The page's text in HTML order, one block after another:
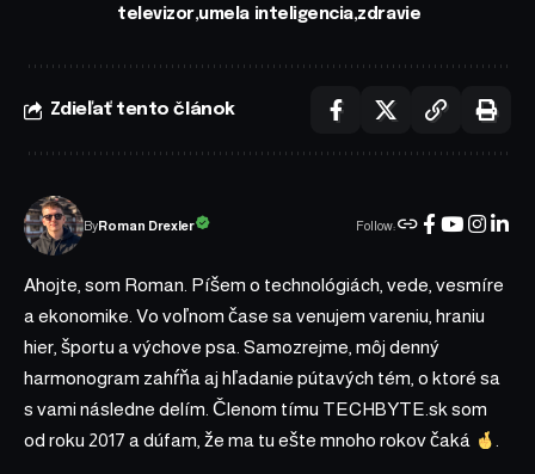
televizor umela inteligencia zdravie
Zdieľať tento článok
ByRoman Drexler Follow:
Ahojte, som Roman. Píšem o technológiách, vede, vesmíre
a ekonomike. Vo voľnom čase sa venujem vareniu, hraniu
hier, športu a výchove psa. Samozrejme, môj denný
harmonogram zahŕňa aj hľadanie pútavých tém, o ktoré sa
s vami následne delím. Členom tímu TECHBYTE.sk som
od roku 2017 a dúfam, že ma tu ešte mnoho rokov čaká